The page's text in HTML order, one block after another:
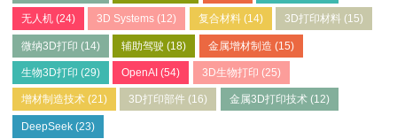
无人机 (24) 3D Systems (12) 复合材料(14) 3D打印材料 (15)
微纳3D打印 (14) 辅助驾驶 (18) 金属增材制造 (15)
生物3D打印 (29) OpenAI (54) 3D生物打印 (25)
增材制造技术 (21) 3D打印部件 (16) 金属3D打印技术(12)
DeepSeek (23)